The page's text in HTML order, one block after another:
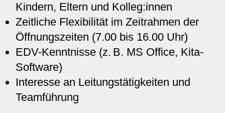
Kindern, Eltern und Kolleg:innen
Zeitliche Flexibilität im Zeitrahmen der
Öffnungszeiten (7.00 bis 16.00 Uhr)
EDV-Kenntnisse (z. B. MS Office, Kita-
Software)
Interesse an Leitungstätigkeiten und
Teamführung